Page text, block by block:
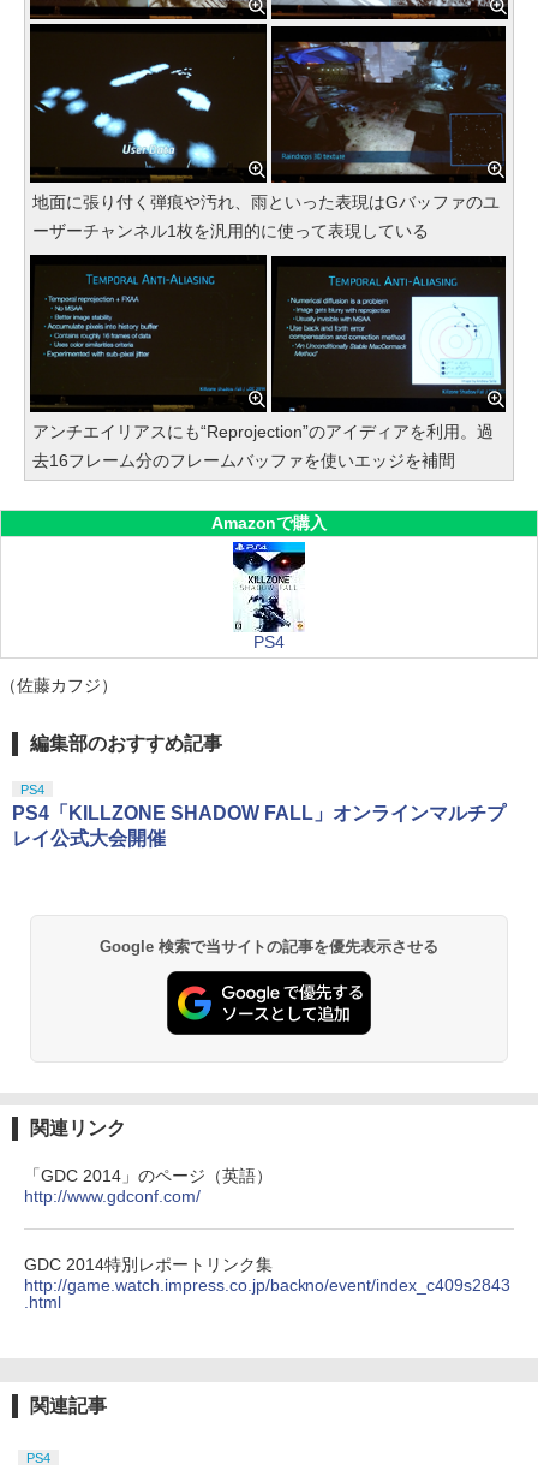
地面に張り付く弾痕や汚れ、雨といった表現はGバッファのユ
ーザーチャンネル1枚を汎用的に使って表現している
アンチエイリアスにも“Reprojection”のアイディアを利用。過
去16フレーム分のフレームバッファを使いエッジを補間
Amazonで購入
PS4
（佐藤カフジ）
編集部のおすすめ記事
PS4
PS4「KILLZONE SHADOW FALL」オンラインマルチプ
レイ公式大会開催
Google 検索で当サイトの記事を優先表示させる
関連リンク
「GDC 2014」のページ（英語）
http://www.gdconf.com/
GDC 2014特別レポートリンク集
http://game.watch.impress.co.jp/backno/event/index_c409s2843
.html
関連記事
PS4